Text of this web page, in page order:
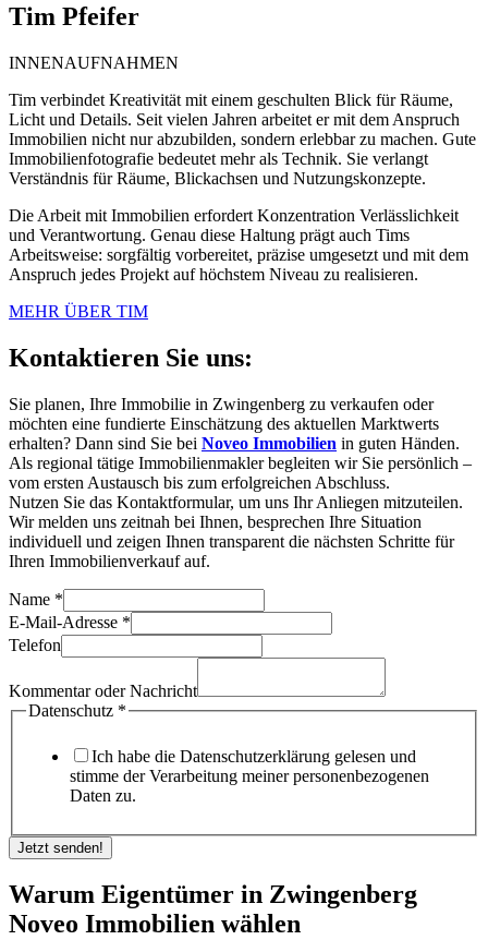
Tim Pfeifer
INNENAUFNAHMEN
Tim verbindet Kreativität mit einem geschulten Blick für Räume,
Licht und Details. Seit vielen Jahren arbeitet er mit dem Anspruch
Immobilien nicht nur abzubilden, sondern erlebbar zu machen. Gute
Immobilienfotografie bedeutet mehr als Technik. Sie verlangt
Verständnis für Räume, Blickachsen und Nutzungskonzepte.
Die Arbeit mit Immobilien erfordert Konzentration Verlässlichkeit
und Verantwortung. Genau diese Haltung prägt auch Tims
Arbeitsweise: sorgfältig vorbereitet, präzise umgesetzt und mit dem
Anspruch jedes Projekt auf höchstem Niveau zu realisieren.
MEHR ÜBER TIM
Kontaktieren Sie uns:
Sie planen, Ihre Immobilie in Zwingenberg zu verkaufen oder
möchten eine fundierte Einschätzung des aktuellen Marktwerts
erhalten? Dann sind Sie bei Noveo Immobilien in guten Händen.
Als regional tätige Immobilienmakler begleiten wir Sie persönlich –
vom ersten Austausch bis zum erfolgreichen Abschluss.
Nutzen Sie das Kontaktformular, um uns Ihr Anliegen mitzuteilen.
Wir melden uns zeitnah bei Ihnen, besprechen Ihre Situation
individuell und zeigen Ihnen transparent die nächsten Schritte für
Ihren Immobilienverkauf auf.
Name *
E-Mail-Adresse *
Telefon
Datenschutz
Telefon
Kommentar oder Nachricht
Datenschutz *
Ich habe die Datenschutzerklärung gelesen und
stimme der Verarbeitung meiner personenbezogenen
Daten zu.
Jetzt senden!
Warum Eigentümer in Zwingenberg
Noveo Immobilien wählen